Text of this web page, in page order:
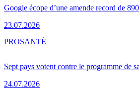
Google écope d’une amende record de
23.07.2026
Sept pays votent contre le programme de
24.07.2026
PROSANTÉ